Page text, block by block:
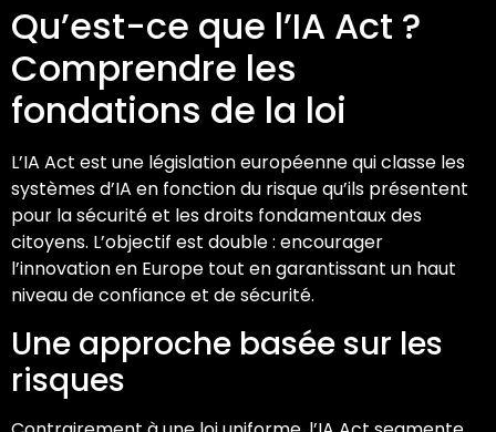
Qu’est-ce que l’IA Act ?
Comprendre les
fondations de la loi
L’IA Act est une législation européenne qui classe les
systèmes d’IA en fonction du risque qu’ils présentent
pour la sécurité et les droits fondamentaux des
citoyens. L’objectif est double : encourager
l’innovation en Europe tout en garantissant un haut
niveau de confiance et de sécurité.
Une approche basée sur les
risques